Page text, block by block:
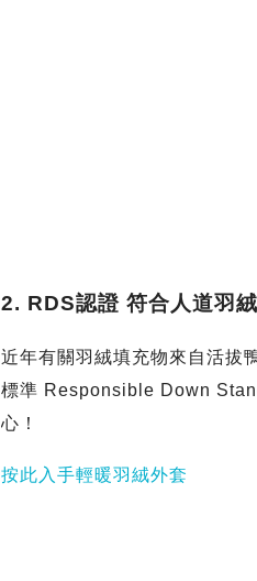
2. RDS認證 符合人道羽
近年有關羽絨填充物來自活拔
標準 Responsible Down
心！
按此入手輕暖羽絨外套